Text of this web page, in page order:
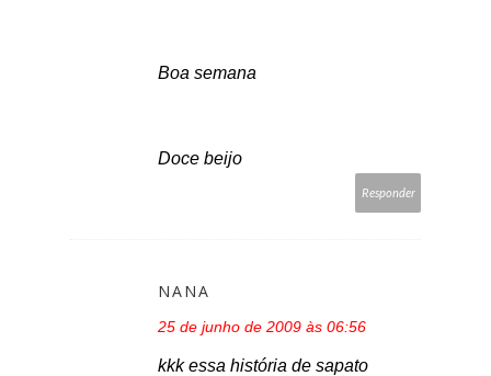
Boa semana
Doce beijo
Responder
NANA
25 de junho de 2009 às 06:56
kkk essa história de sapato